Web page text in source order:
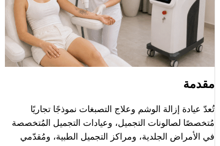
مقدمة
تُعدّ عيادة إزالة الوشم وعلاج التصبغات نموذجًا تجاريًا
مُتخصصًا لصالونات التجميل، وعيادات التجميل المُتخصصة
في الأمراض الجلدية، ومراكز التجميل الطبية، ومُقدّمي